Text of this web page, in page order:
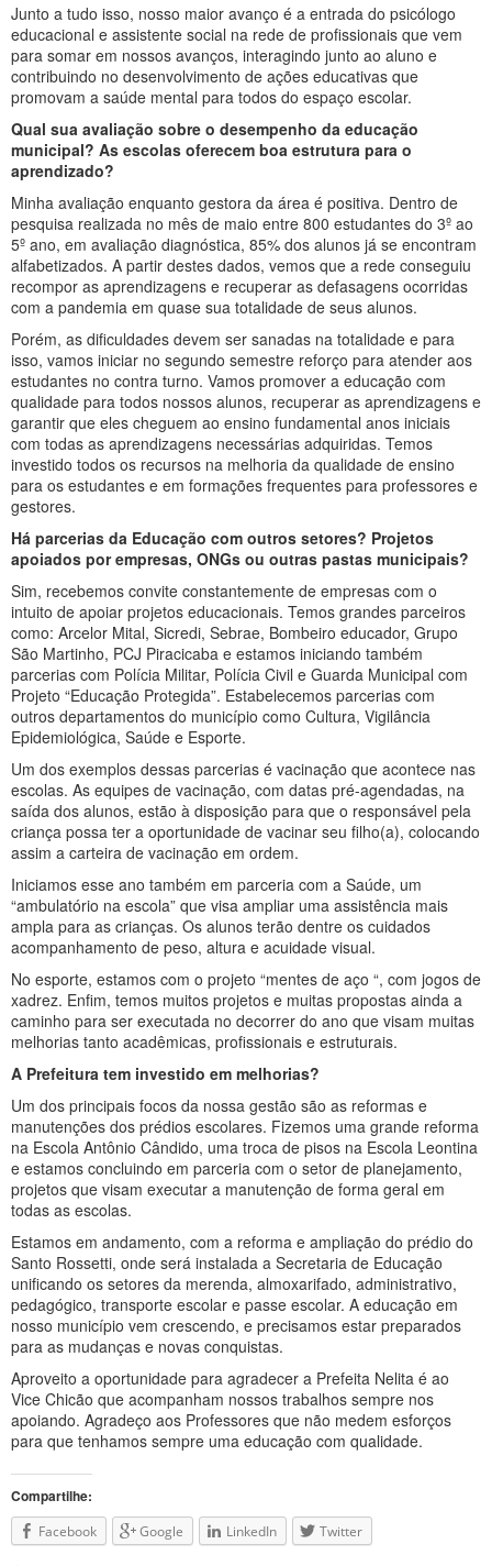
Junto a tudo isso, nosso maior avanço é a entrada do psicólogo
educacional e assistente social na rede de profissionais que vem
para somar em nossos avanços, interagindo junto ao aluno e
contribuindo no desenvolvimento de ações educativas que
promovam a saúde mental para todos do espaço escolar.
Qual sua avaliação sobre o desempenho da educação
municipal? As escolas oferecem boa estrutura para o
aprendizado?
Minha avaliação enquanto gestora da área é positiva. Dentro de
pesquisa realizada no mês de maio entre 800 estudantes do 3º ao
5º ano, em avaliação diagnóstica, 85% dos alunos já se encontram
alfabetizados. A partir destes dados, vemos que a rede conseguiu
recompor as aprendizagens e recuperar as defasagens ocorridas
com a pandemia em quase sua totalidade de seus alunos.
Porém, as dificuldades devem ser sanadas na totalidade e para
isso, vamos iniciar no segundo semestre reforço para atender aos
estudantes no contra turno. Vamos promover a educação com
qualidade para todos nossos alunos, recuperar as aprendizagens e
garantir que eles cheguem ao ensino fundamental anos iniciais
com todas as aprendizagens necessárias adquiridas. Temos
investido todos os recursos na melhoria da qualidade de ensino
para os estudantes e em formações frequentes para professores e
gestores.
Há parcerias da Educação com outros setores? Projetos
apoiados por empresas, ONGs ou outras pastas municipais?
Sim, recebemos convite constantemente de empresas com o
intuito de apoiar projetos educacionais. Temos grandes parceiros
como: Arcelor Mital, Sicredi, Sebrae, Bombeiro educador, Grupo
São Martinho, PCJ Piracicaba e estamos iniciando também
parcerias com Polícia Militar, Polícia Civil e Guarda Municipal com
Projeto “Educação Protegida”. Estabelecemos parcerias com
outros departamentos do município como Cultura, Vigilância
Epidemiológica, Saúde e Esporte.
Um dos exemplos dessas parcerias é vacinação que acontece nas
escolas. As equipes de vacinação, com datas pré-agendadas, na
saída dos alunos, estão à disposição para que o responsável pela
criança possa ter a oportunidade de vacinar seu filho(a), colocando
assim a carteira de vacinação em ordem.
Iniciamos esse ano também em parceria com a Saúde, um
“ambulatório na escola” que visa ampliar uma assistência mais
ampla para as crianças. Os alunos terão dentre os cuidados
acompanhamento de peso, altura e acuidade visual.
No esporte, estamos com o projeto “mentes de aço “, com jogos de
xadrez. Enfim, temos muitos projetos e muitas propostas ainda a
caminho para ser executada no decorrer do ano que visam muitas
melhorias tanto acadêmicas, profissionais e estruturais.
A Prefeitura tem investido em melhorias?
Um dos principais focos da nossa gestão são as reformas e
manutenções dos prédios escolares. Fizemos uma grande reforma
na Escola Antônio Cândido, uma troca de pisos na Escola Leontina
e estamos concluindo em parceria com o setor de planejamento,
projetos que visam executar a manutenção de forma geral em
todas as escolas.
Estamos em andamento, com a reforma e ampliação do prédio do
Santo Rossetti, onde será instalada a Secretaria de Educação
unificando os setores da merenda, almoxarifado, administrativo,
pedagógico, transporte escolar e passe escolar. A educação em
nosso município vem crescendo, e precisamos estar preparados
para as mudanças e novas conquistas.
Aproveito a oportunidade para agradecer a Prefeita Nelita é ao
Vice Chicão que acompanham nossos trabalhos sempre nos
apoiando. Agradeço aos Professores que não medem esforços
para que tenhamos sempre uma educação com qualidade.
Compartilhe:
Facebook Google LinkedIn Twitter